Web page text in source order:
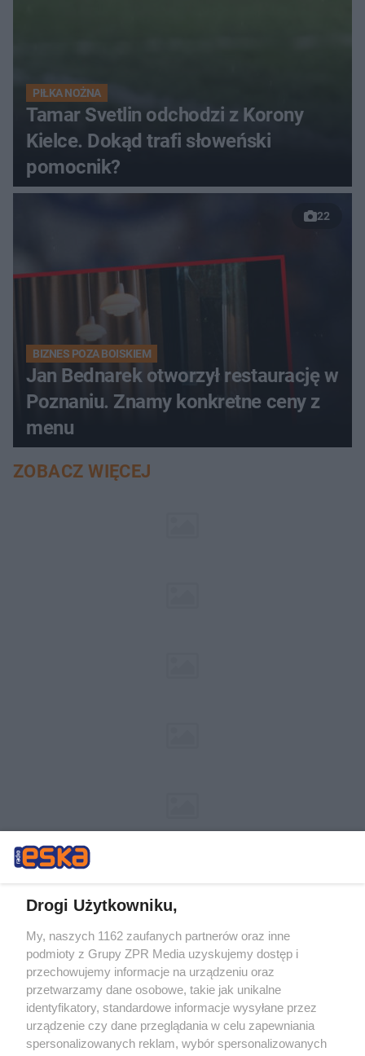
PIŁKA NOŻNA
Tamar Svetlin odchodzi z Korony
Kielce. Dokąd trafi słoweński
pomocnik?
22
BIZNES POZA BOISKIEM
Jan Bednarek otworzył restaurację w
Poznaniu. Znamy konkretne ceny z
menu
ZOBACZ WIĘCEJ
Żaden utwór zamieszczony w serwisie nie może być powielany i
rozpowszechniany lub dalej rozpowszechniany w jakikolwiek sposób (w
tym także elektroniczny lub mechaniczny) na jakimkolwiek polu
eksploatacji w jakiejkolwiek formie, włącznie z umieszczaniem w
Internecie bez pisemnej zgody właściciela praw. Jakiekolwiek użycie lub
wykorzystanie utworów w całości lub w części z naruszeniem prawa,
tzn. bez właściwej zgody, jest zabronione pod groźbą kary i może być
ścigane prawnie.
Drogi Użytkowniku,
My, naszych 1162 zaufanych partnerów oraz inne
podmioty z Grupy ZPR Media uzyskujemy dostęp i
przechowujemy informacje na urządzeniu oraz
przetwarzamy dane osobowe, takie jak unikalne
identyfikatory, standardowe informacje wysyłane przez
urządzenie czy dane przeglądania w celu zapewniania
spersonalizowanych reklam, wybór spersonalizowanych